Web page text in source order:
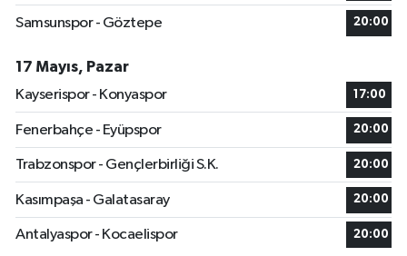
Samsunspor - Göztepe 20:00
17 Mayıs, Pazar
Kayserispor - Konyaspor
17:00
Fenerbahçe - Eyüpspor 20:00
Trabzonspor - Gençlerbirliği S.K. 20:00
Kasımpaşa - Galatasaray 20:00
Antalyaspor - Kocaelispor 20:00